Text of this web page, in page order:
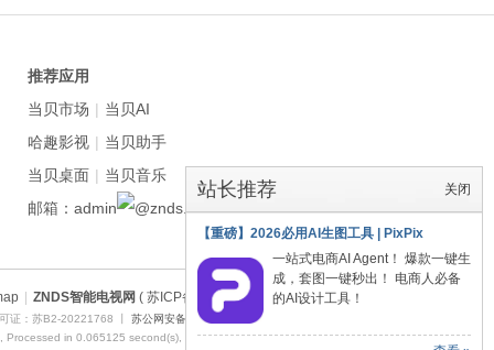
关闭
站长推荐
【重磅】2026必用AI生图工具 | PixPix
一站式电商AI Agent！ 爆款一键生
成，套图一键秒出！ 电商人必备
的AI设计工具！
推荐应用
当贝市场 | 当贝AI
哈趣影视 | 当贝助手
当贝桌面 | 当贝音乐
邮箱：admin
znds.com
ZNDS智能电视网 ( 苏ICP备2023012627号 )
证：苏B2-20221768 丨 苏公网安备 32011402011373号
, Processed in 0.065125 second(s), 9 queries , Redis On.